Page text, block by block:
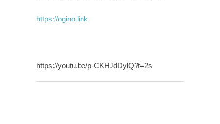
https://ogino.link
https://youtu.be/p-CKHJdDylQ?t=2s